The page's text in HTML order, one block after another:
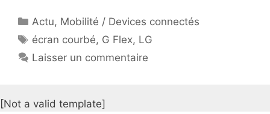
Catégories
Actu, Mobilité / Devices connectés
Étiquettes
écran courbé, G Flex, LG
Laisser un commentaire
[Not a valid template]